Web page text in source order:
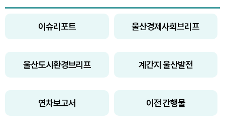
이슈리포트 울산경제사회브리프
울산도시환경브리프 계간지 울산발전
연차보고서 이전 간행물